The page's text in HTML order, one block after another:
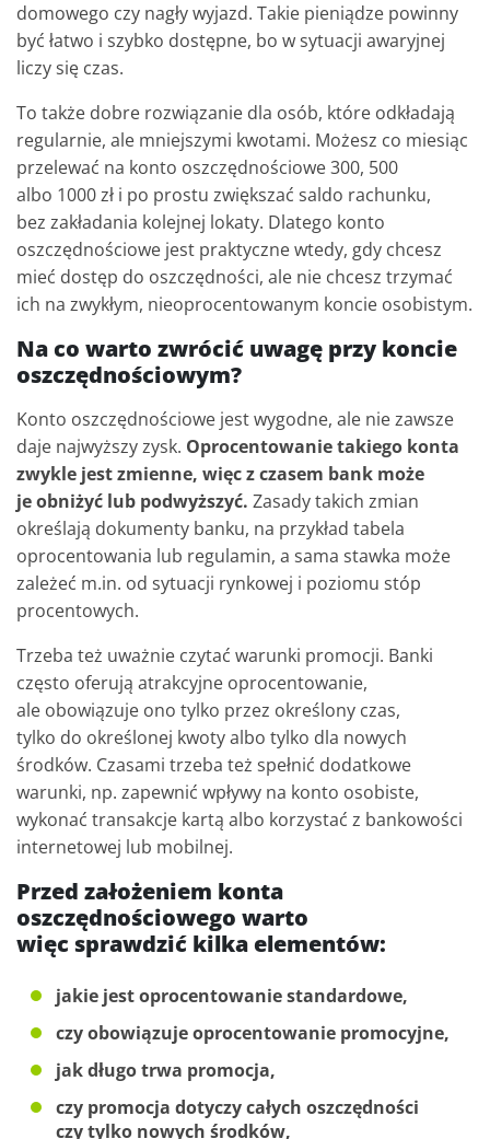
domowego czy nagły wyjazd. Takie pieniądze powinny
być łatwo i szybko dostępne, bo w sytuacji awaryjnej
liczy się czas.
To także dobre rozwiązanie dla osób, które odkładają
regularnie, ale mniejszymi kwotami. Możesz co miesiąc
przelewać na konto oszczędnościowe 300, 500
albo 1000 zł i po prostu zwiększać saldo rachunku,
bez zakładania kolejnej lokaty. Dlatego konto
oszczędnościowe jest praktyczne wtedy, gdy chcesz
mieć dostęp do oszczędności, ale nie chcesz trzymać
ich na zwykłym, nieoprocentowanym koncie osobistym.
Na co warto zwrócić uwagę przy koncie
oszczędnościowym?
Konto oszczędnościowe jest wygodne, ale nie zawsze
daje najwyższy zysk. Oprocentowanie takiego konta
zwykle jest zmienne, więc z czasem bank może
je obniżyć lub podwyższyć. Zasady takich zmian
określają dokumenty banku, na przykład tabela
oprocentowania lub regulamin, a sama stawka może
zależeć m.in. od sytuacji rynkowej i poziomu stóp
procentowych.
Trzeba też uważnie czytać warunki promocji. Banki
często oferują atrakcyjne oprocentowanie,
ale obowiązuje ono tylko przez określony czas,
tylko do określonej kwoty albo tylko dla nowych
środków. Czasami trzeba też spełnić dodatkowe
warunki, np. zapewnić wpływy na konto osobiste,
wykonać transakcje kartą albo korzystać z bankowości
internetowej lub mobilnej.
Przed założeniem konta
oszczędnościowego warto
więc sprawdzić kilka elementów:
jakie jest oprocentowanie standardowe,
czy obowiązuje oprocentowanie promocyjne,
jak długo trwa promocja,
czy promocja dotyczy całych oszczędności
czy tylko nowych środków,